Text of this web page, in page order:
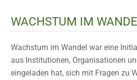
WACHSTUM IM
Wachstum im Wandel war eine
aus Institutionen, Organisationen
eingeladen hat, sich mit Fragen zu